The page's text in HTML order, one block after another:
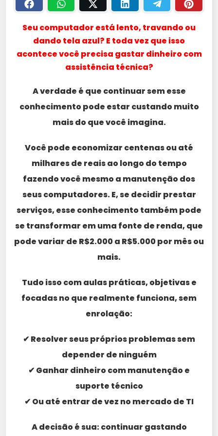
Seu computador está lento, travando ou
dando tela azul? E toda vez que isso
acontece você precisa gastar dinheiro com
assistência técnica?
A verdade é que continuar sem esse
conhecimento pode estar custando muito
mais do que você imagina.
Você pode economizar centenas ou até
milhares de reais ao longo do tempo
fazendo você mesmo a manutenção dos
seus computadores. E, se decidir prestar
serviços, esse conhecimento também pode
se transformar em uma fonte de renda, que
pode variar de R$2.000 a R$5.000 por mês ou
mais.
Tudo isso com aulas práticas, objetivas e
focadas no que realmente funciona, sem
enrolação:
✔ Resolver seus próprios problemas sem
depender de ninguém
✔ Ganhar dinheiro com manutenção e
suporte técnico
✔ Ou até entrar de vez no mercado de TI
A decisão é sua: continuar gastando